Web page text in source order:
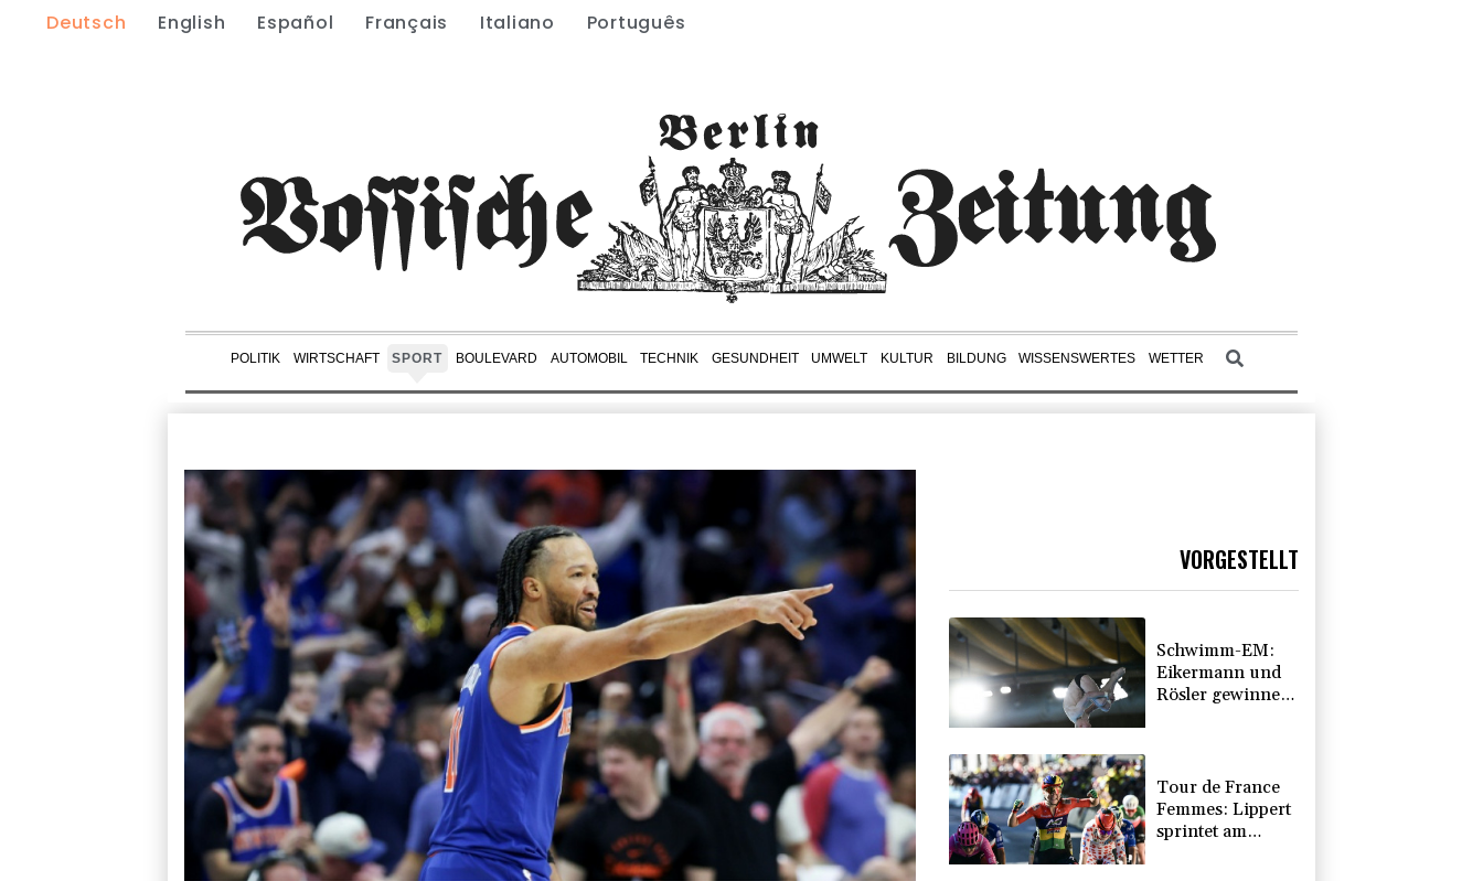
Deutsch English Español Français Italiano Português
POLITIK WIRTSCHAFT SPORT BOULEVARD AUTOMOBIL TECHNIK GESUNDHEIT UMWELT KULTUR BILDUNG WISSENSWERTES WETTER
VORGESTELLT
Schwimm-EM:
Eikermann und
Rösler gewinnen
Tour de France
Femmes: Lippert
sprintet am